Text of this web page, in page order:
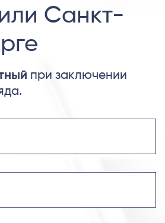
Санкт-
при заключении